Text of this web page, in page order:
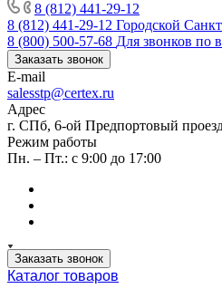
8 (812) 441-29-12
8 (812) 441-29-12 Городской
8 (800) 500-57-68 Для звонков по
Заказать звонок
E-mail
salesstp@certex.ru
Адрес
г. СПб, 6-ой Предпортовый
Режим работы
Пн. – Пт.: с 9:00 до 17:00
Заказать звонок
Каталог товаров